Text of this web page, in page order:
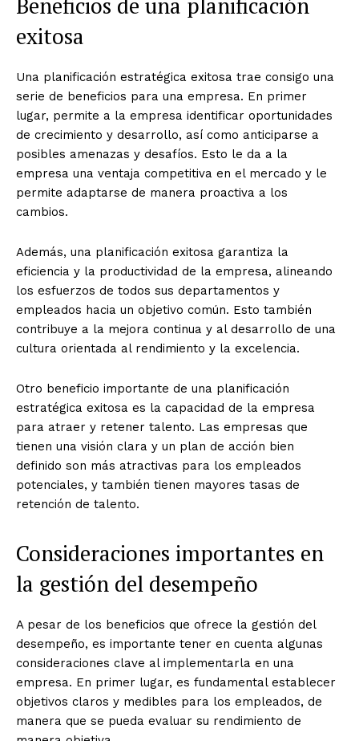
Beneficios de una planificación
exitosa
Una planificación estratégica exitosa trae consigo una
serie de beneficios para una empresa. En primer
lugar, permite a la empresa identificar oportunidades
de crecimiento y desarrollo, así como anticiparse a
posibles amenazas y desafíos. Esto le da a la
empresa una ventaja competitiva en el mercado y le
permite adaptarse de manera proactiva a los
cambios.
Además, una planificación exitosa garantiza la
eficiencia y la productividad de la empresa, alineando
los esfuerzos de todos sus departamentos y
empleados hacia un objetivo común. Esto también
contribuye a la mejora continua y al desarrollo de una
cultura orientada al rendimiento y la excelencia.
Otro beneficio importante de una planificación
estratégica exitosa es la capacidad de la empresa
para atraer y retener talento. Las empresas que
tienen una visión clara y un plan de acción bien
definido son más atractivas para los empleados
potenciales, y también tienen mayores tasas de
retención de talento.
Consideraciones importantes en
la gestión del desempeño
A pesar de los beneficios que ofrece la gestión del
desempeño, es importante tener en cuenta algunas
consideraciones clave al implementarla en una
empresa. En primer lugar, es fundamental establecer
objetivos claros y medibles para los empleados, de
manera que se pueda evaluar su rendimiento de